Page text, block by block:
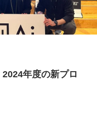
年度の新プロ